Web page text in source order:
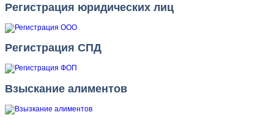
Регистрация юридических лиц
Регистрация СПД
Взыскание алиментов